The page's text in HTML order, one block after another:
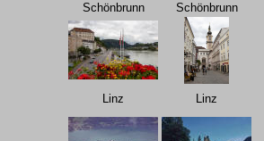
Schönbrunn Schönbrunn
Linz Linz